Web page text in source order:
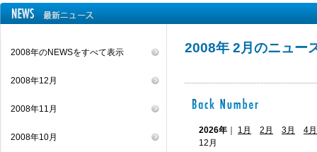
2008年のNEWSをすべて表示
2008年12月
2008年11月
2008年10月
2008年 2月のニュー
2026年 1月 2月 3月
4月
12月